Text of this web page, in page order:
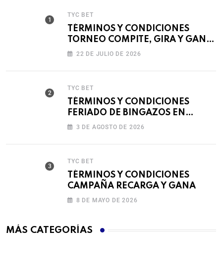
TYC BET
TÉRMINOS Y CONDICIONES
TORNEO COMPITE, GIRA Y GANA
🎰 22 DE JULIO DE 2026
TYC BET
TÉRMINOS Y CONDICIONES
FERIADO DE BINGAZOS EN
BET593
3 DE AGOSTO DE 2026
TYC BET
TÉRMINOS Y CONDICIONES
CAMPAÑA RECARGA Y GANA
8 DE MAYO DE 2026
MÁS CATEGORÍAS